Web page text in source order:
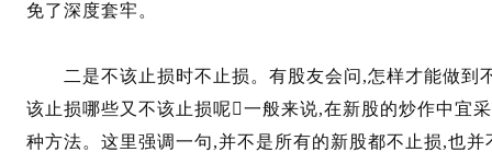
免了深度套牢。
二是不该止损时不止损。有股友会问,怎样才能做到
该止损哪些又不该止损呢一般来说,在新股的炒作中宜
种方法。这里强调一句,并不是所有的新股都不止损,也